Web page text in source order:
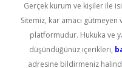
Gerçek kurum ve kişiler ile
Sitemiz, kar amacı
platformudur. Hukuka ve
düşündüğünüz içerikleri,
adresine bildirmeniz